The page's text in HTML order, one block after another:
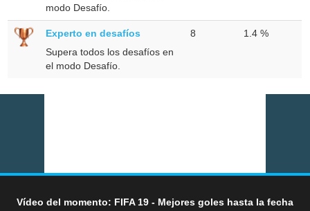
modo Desafío.
Experto en desafíos
Supera todos los desafíos en
el modo Desafío.
8 1.4 %
Vídeo del momento: FIFA 19 - Mejores goles hasta la fecha